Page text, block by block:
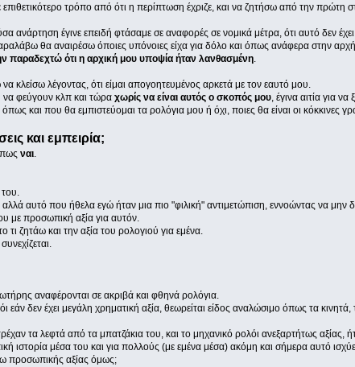
τρόπο από ότι η περίπτωση έχριζε, και να ζητήσω από την πρώτη
έγινε επειδή φτάσαμε σε αναφορές σε νομικά μέτρα, ότι αυτό δεν
θα αναιρέσω όποιες υπόνοιες είχα για δόλο και όπως ανάφερα στην
παραδεχτώ ότι η αρχική μου υποψία ήταν λανθασμένη.
κλείσω λέγοντας, ότι είμαι απογοητευμένος αρκετά με τον εαυτό μου.
να φεύγουν κλπ και τώρα χωρίς να είναι αυτός ο σκοπός μου, έγινα αιτία για
και που θα εμπιστεύομαι τα ρολόγια μου ή όχι, ποιες θα είναι οι κόκκινες
και εμπειρία;
πως ναι.
αλλά αυτό που ήθελα εγώ ήταν μια πιο "φιλική" αντιμετώπιση, εννοώντας να μην
με προσωπική αξία για αυτόν.
ζητάω και την αξία του ρολογιού για εμένα.
αναφέρονται σε ακριβά και φθηνά ρολόγια.
δεν έχει μεγάλη χρηματική αξία, θεωρείται είδος αναλώσιμο όπως τα
τα λεφτά από τα μπατζάκια του, και το μηχανικό ρολόι ανεξαρτήτως αξίας,
ιστορία μέσα του και για πολλούς (με εμένα μέσα) ακόμη και σήμερα αυτό
προσωπικής αξίας όμως;